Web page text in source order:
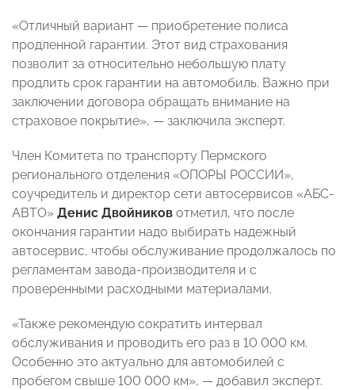
«Отличный вариант — приобретение полиса
продленной гарантии. Этот вид страхования
позволит за относительно небольшую плату
продлить срок гарантии на автомобиль. Важно при
заключении договора обращать внимание на
страховое покрытие», — заключила эксперт.
Член Комитета по транспорту Пермского
регионального отделения «ОПОРЫ РОССИИ»,
соучредитель и директор сети автосервисов «АБС-
АВТО» Денис Двойников отметил, что после
окончания гарантии надо выбирать надежный
автосервис, чтобы обслуживание продолжалось по
регламентам завода-производителя и с
проверенными расходными материалами.
«Также рекомендую сократить интервал
обслуживания и проводить его раз в 10 000 км.
Особенно это актуально для автомобилей с
пробегом свыше 100 000 км», — добавил эксперт.